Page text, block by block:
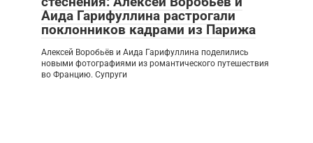
Аида Гарифуллина растрогали
поклонников кадрами из Парижа
Алексей Воробьёв и Аида Гарифуллина поделились
новыми фотографиями из романтического путешествия
во Францию. Супруги